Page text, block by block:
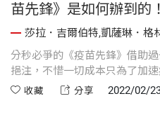
苗先鋒》是如何辦到的！
莎拉．吉爾伯特,凱薩琳．格
分秒必爭的《疫苗先鋒》借助
挹注，不惜一切成本只為了加
不只是病例數，更是一條條等待
收藏 分享 2022/02/